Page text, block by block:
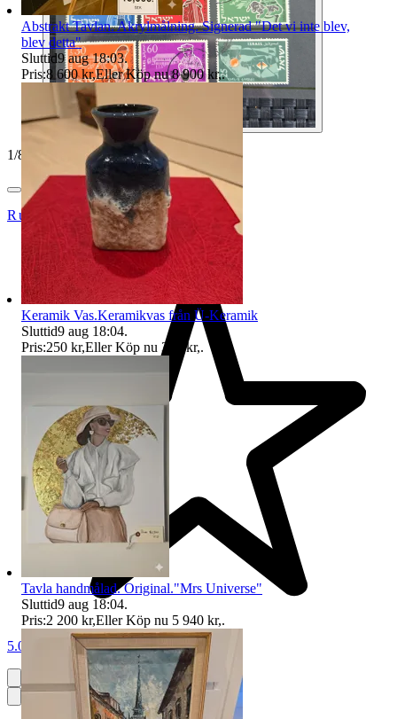
1/8
Rulle10
5.0
Abstrakt Tavlan. Akrylmålning. Signerad "Det vi inte blev,
blev detta"
Sluttid9 aug 18:03.
Pris:8 600 kr,Eller Köp nu 8 900 kr,.
Keramik Vas.Keramikvas från Ü-Keramik
Sluttid9 aug 18:04.
Pris:250 kr,Eller Köp nu 350 kr,.
Tavla handmålad. Original."Mrs Universe"
Sluttid9 aug 18:04.
Pris:2 200 kr,Eller Köp nu 5 940 kr,.